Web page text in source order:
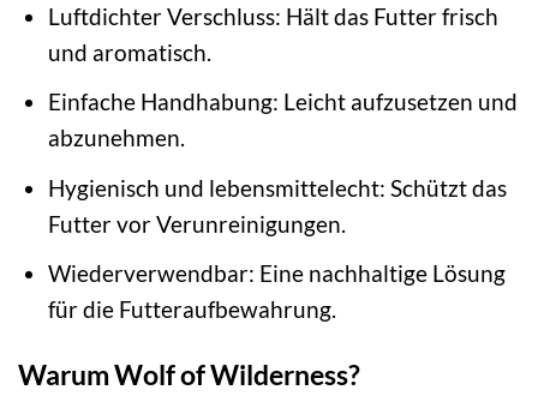
Luftdichter Verschluss: Hält das Futter frisch
und aromatisch.
Einfache Handhabung: Leicht aufzusetzen und
abzunehmen.
Hygienisch und lebensmittelecht: Schützt das
Futter vor Verunreinigungen.
Wiederverwendbar: Eine nachhaltige Lösung
für die Futteraufbewahrung.
Warum Wolf of Wilderness?